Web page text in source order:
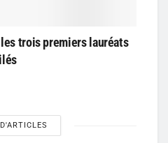
trois premiers lauréats